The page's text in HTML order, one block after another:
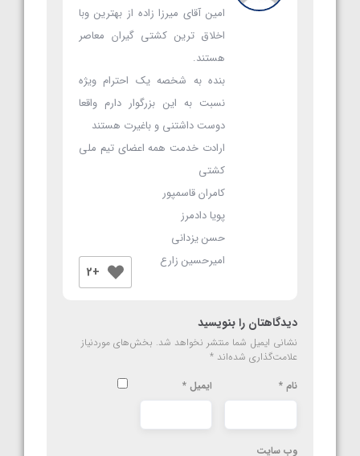
امین آقای میرزا زاده از بهترین وبا
اخلاق ترین کشتی گیران معاصر
هستند.
بنده به شخصه یک احترام ویژه
نسبت به این بزرگوار دارم واقعا
دوست داشتنی و باغیرت هستند
ارادت خدمت همه اعضای تیم ملی
کشتی
کامران قاسمپور
پویا دادمرز
حسن یزدانی
امیرحسین زارع
+2
دیدگاهتان را بنویسید
نشانی ایمیل شما منتشر نخواهد شد. بخش‌های موردنیاز
علامت‌گذاری شده‌اند *
نام * ایمیل *
وب‌ سایت